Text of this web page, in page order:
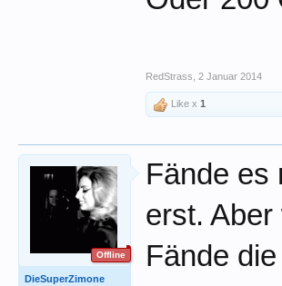
RedStrass 2 Januar 2014
Like x 1
Offline
DieSuperZimone
Fände es
erst.
Fände